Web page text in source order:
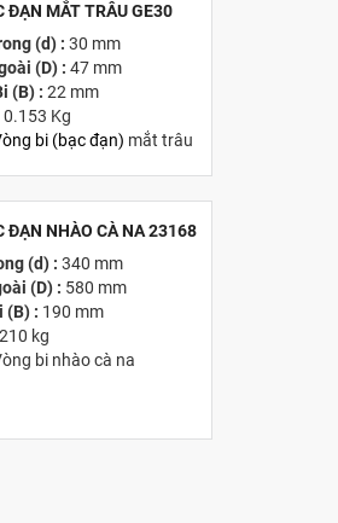
ĐẠN MẮT TRÂU GE30
(d) : 30 mm
(D) : 47 mm
(B) : 22 mm
0.153 Kg
bi (bạc đạn) mắt trâu
ĐẠN NHÀO CÀ NA 23168
(d) : 340 mm
(D) : 580 mm
(B) : 190 mm
210 kg
bi nhào cà na